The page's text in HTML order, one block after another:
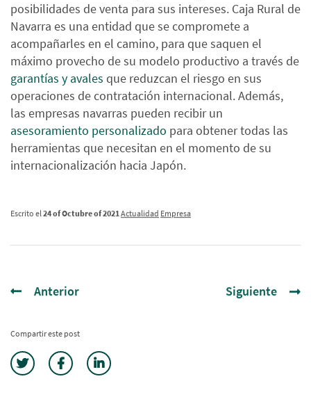
posibilidades de venta para sus intereses. Caja Rural de
Navarra es una entidad que se compromete a
acompañarles en el camino, para que saquen el
máximo provecho de su modelo productivo a través de
garantías y avales que reduzcan el riesgo en sus
operaciones de contratación internacional. Además,
las empresas navarras pueden recibir un
asesoramiento personalizado para obtener todas las
herramientas que necesitan en el momento de su
internacionalización hacia Japón.
Escrito el 24 of Octubre of 2021 Actualidad Empresa
Anterior Siguiente
Compartir este post